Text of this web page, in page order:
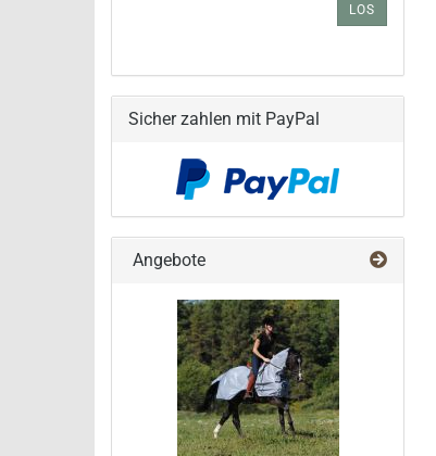
EIN.
LOS
Sicher zahlen mit PayPal
Angebote